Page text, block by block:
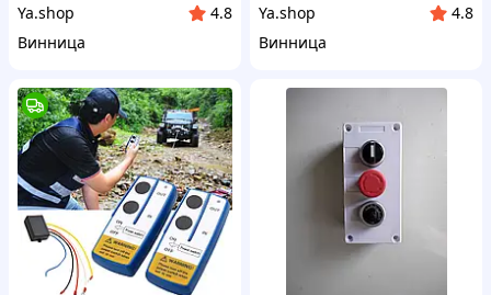
Ya.shop
4.8
Винница
Ya.shop
4.8
Винница